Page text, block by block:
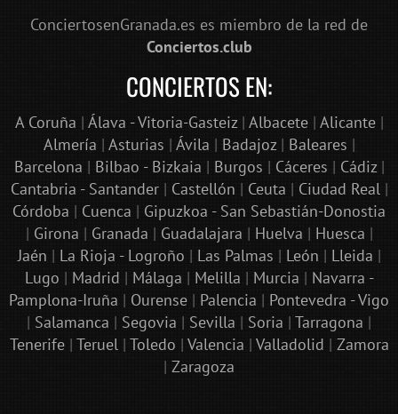
ConciertosenGranada.es es miembro de la red de
Conciertos.club
CONCIERTOS EN:
A Coruña | Álava - Vitoria-Gasteiz| Albacete| Alicante|
Almería | Asturias | Ávila | Badajoz| Baleares |
Barcelona | Bilbao - Bizkaia | Burgos | Cáceres | Cádiz|
Cantabria - Santander| Castellón | Ceuta | Ciudad Real|
Córdoba | Cuenca | Gipuzkoa - San Sebastián-Donostia
| Girona | Granada | Guadalajara | Huelva | Huesca |
Jaén | La Rioja - Logroño | Las Palmas | León | Lleida |
Lugo | Madrid | Málaga | Melilla | Murcia | Navarra -
Pamplona-Iruña | Ourense | Palencia | Pontevedra - Vigo
| Salamanca | Segovia | Sevilla | Soria | Tarragona |
Tenerife| Teruel| Toledo | Valencia | Valladolid | Zamora
| Zaragoza